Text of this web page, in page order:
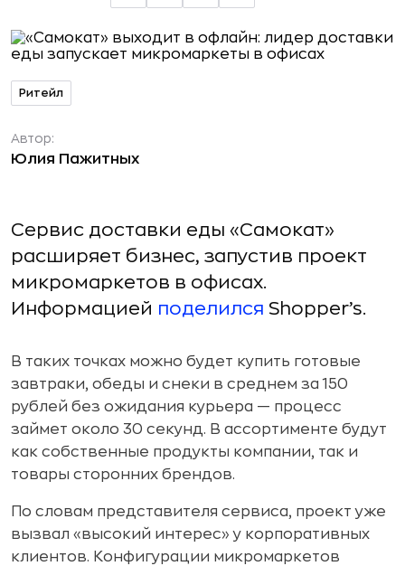
Ритейл
Автор:
Юлия Пажитных
Сервис доставки еды «Самокат»
расширяет бизнес, запустив проект
микромаркетов в офисах.
Информацией поделился Shopper’s.
В таких точках можно будет купить готовые
завтраки, обеды и снеки в среднем за 150
рублей без ожидания курьера — процесс
займет около 30 секунд. В ассортименте будут
как собственные продукты компании, так и
товары сторонних брендов.
По словам представителя сервиса, проект уже
вызвал «высокий интерес» у корпоративных
клиентов. Конфигурации микромаркетов